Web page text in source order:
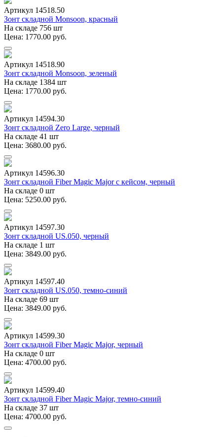
Артикул 14518.50
Зонт складной Monsoon, красный
На складе 756 шт
Цена: 1770.00 руб.
Артикул 14518.90
Зонт складной Monsoon, зеленый
На складе 1384 шт
Цена: 1770.00 руб.
Артикул 14594.30
Зонт складной Zero Large, черный
На складе 41 шт
Цена: 3680.00 руб.
Артикул 14596.30
Зонт складной Fiber Magic Major с кейсом, черный
На складе 0 шт
Цена: 5250.00 руб.
Артикул 14597.30
Зонт складной US.050, черный
На складе 1 шт
Цена: 3849.00 руб.
Артикул 14597.40
Зонт складной US.050, темно-синий
На складе 69 шт
Цена: 3849.00 руб.
Артикул 14599.30
Зонт складной Fiber Magic Major, черный
На складе 0 шт
Цена: 4700.00 руб.
Артикул 14599.40
Зонт складной Fiber Magic Major, темно-синий
На складе 37 шт
Цена: 4700.00 руб.